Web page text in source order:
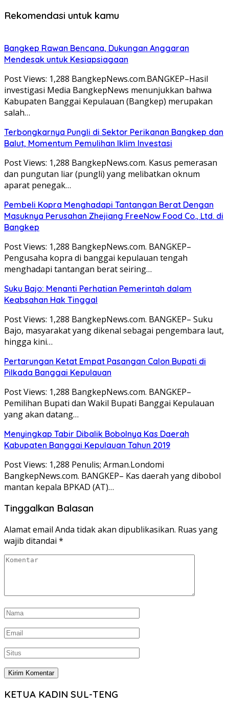
Rekomendasi untuk kamu
Bangkep Rawan Bencana, Dukungan Anggaran
Mendesak untuk Kesiapsiagaan
Post Views: 1,288 BangkepNews.com.BANGKEP–Hasil
investigasi Media BangkepNews menunjukkan bahwa
Kabupaten Banggai Kepulauan (Bangkep) merupakan
salah…
Terbongkarnya Pungli di Sektor Perikanan Bangkep dan
Balut, Momentum Pemulihan Iklim Investasi
Post Views: 1,288 BangkepNews.com. Kasus pemerasan
dan pungutan liar (pungli) yang melibatkan oknum
aparat penegak…
Pembeli Kopra Menghadapi Tantangan Berat Dengan
Masuknya Perusahan Zhejiang FreeNow Food Co., Ltd. di
Bangkep
Post Views: 1,288 BangkepNews.com. BANGKEP–
Pengusaha kopra di banggai kepulauan tengah
menghadapi tantangan berat seiring…
Suku Bajo: Menanti Perhatian Pemerintah dalam
Keabsahan Hak Tinggal
Post Views: 1,288 BangkepNews.com. BANGKEP– Suku
Bajo, masyarakat yang dikenal sebagai pengembara laut,
hingga kini…
Pertarungan Ketat Empat Pasangan Calon Bupati di
Pilkada Banggai Kepulauan
Post Views: 1,288 BangkepNews.com. BANGKEP–
Pemilihan Bupati dan Wakil Bupati Banggai Kepulauan
yang akan datang…
Menyingkap Tabir Dibalik Bobolnya Kas Daerah
Kabupaten Banggai Kepulauan Tahun 2019
Post Views: 1,288 Penulis; Arman.Londomi
BangkepNews.com. BANGKEP– Kas daerah yang dibobol
mantan kepala BPKAD (AT)…
Tinggalkan Balasan
Alamat email Anda tidak akan dipublikasikan. Ruas yang
wajib ditandai *
KETUA KADIN SUL-TENG